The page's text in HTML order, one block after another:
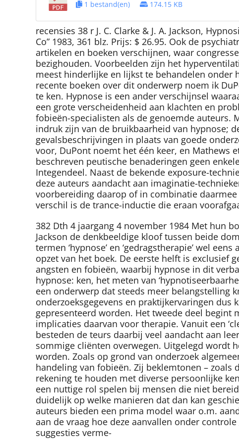
1 bestand(en) 174.15 KB
recensies 38 r J. C. Clarke & J. A. Jackson,
Co” 1983, 361 blz. Prijs: $ 26.95. Ook de
artikelen en boeken verschijnen, waar
bezighouden. Voorbeelden zijn het
meest hinderlijke en lijkst te behandelen onder
recente boeken over dit onderwerp noem ik
te ken. Hypnose is een ander verschijnsel
een grote verscheidenheid aan klachten en
fobieën-specialisten als de genoemde auteurs.
indruk zijn van de bruikbaarheid van hypnose;
gevalsbeschrijvingen in plaats van goede
voor, DuPont noemt het één keer, en Mathews
beschreven peutische benaderingen geen
Integendeel. Naast de bekende exposure-
deze auteurs aandacht aan imaginatie-
voorbereiding daarop of in combinatie
verschil is de trance-inductie die eraan
382 Dth 4 jaargang 4 november 1984 Met hun
Jackson de denkbeeldige kloof tussen beide
termen ‘hypnose’ en ‘gedragstherapie’ wel
opzet van het boek. De eerste helft is exclusief
angsten en fobieën, waarbij hypnose in dit
hypnose: ken, het meten van
een onderwerp dat steeds meer belangstelling
onderzoeksgegevens en praktijkervaringen dus
gepresenteerd worden. Het tweede deel begint
implicaties daarvan voor therapie. Vanuit een
besteden de teurs daarbij veel aandacht aan
sommige cliënten overwegen. Uitgelegd wordt
worden. Zoals op grond van onderzoek
handeling van fobieën. Zij beklemtonen – zoals
rekening te houden met diverse persoonlijke
een nuttige rol spelen bij mensen die niet
duidelijk op welke manieren dat dan kan
auteurs bieden een prima model waar o.m.
aan de vraag hoe deze aanvallen onder
suggesties verme-